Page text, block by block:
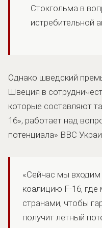
Стокгольма в
истребительной
Однако шведский
Швеция в
которые составляют
16», работает над
потенциала» ВВС
«Сейчас мы
коалицию F-16,
странами, чтобы
получит летный